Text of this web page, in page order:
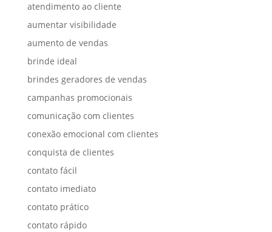
atendimento ao cliente
aumentar visibilidade
aumento de vendas
brinde ideal
brindes geradores de vendas
campanhas promocionais
comunicação com clientes
conexão emocional com clientes
conquista de clientes
contato fácil
contato imediato
contato prático
contato rápido